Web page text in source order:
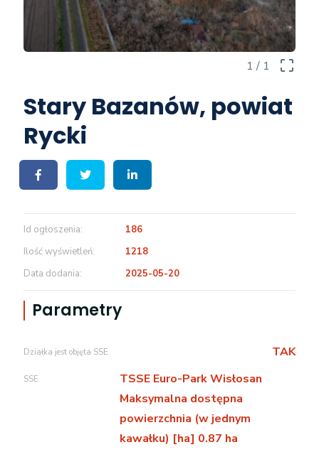
crop_free
1 / 1
Stary Bazanów, powiat
Rycki
Id ogłoszenia
186
Ilość wyświetleń
1218
Data dodania
2025-05-20
Parametry
Działka jest objęta SSE TAK
SSE
TSSE Euro-Park Wisłosan
Maksymalna dostępna
powierzchnia (w jednym
kawałku) [ha] 0.87 ha